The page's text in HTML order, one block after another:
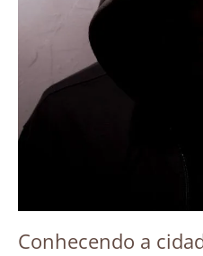
Conhecendo a